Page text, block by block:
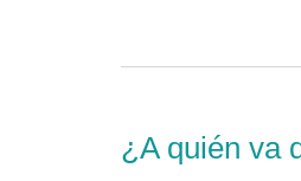
¿A quién va